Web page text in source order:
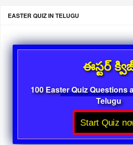
EASTER QUIZ IN TELUGU
ఈస్టర్
100 Easter Quiz Questions
Telugu
Start Quiz now